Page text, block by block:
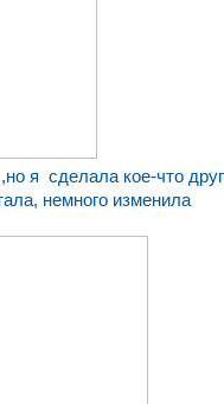
я сделала кое-что
немного изменила